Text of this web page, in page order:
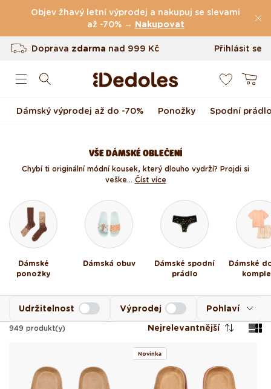
Přejít k obsahu
Objev žhavý letní výprodej a nakupuj se slevami
až -70% → Nakupovat
zdarmanad999 Kč
Vrácení až do 100 dnů
Originální design navržený u nás
Přihlásit se
Košík
Dámský výprodej až do -70% Ponožky Spodní
VŠE DÁMSKÉ OBLEČENÍ
Chybí ti originální módní kousek, který dlouho vydrží? Projdi si
veške... Číst více
Dámské
ponožky
Dámská obuv
Dámské spodní
prádlo
Dámské
Pohlaví
Udržitelnost Výprodej
949 produkt(y) Nejrelevantnější
Novinka